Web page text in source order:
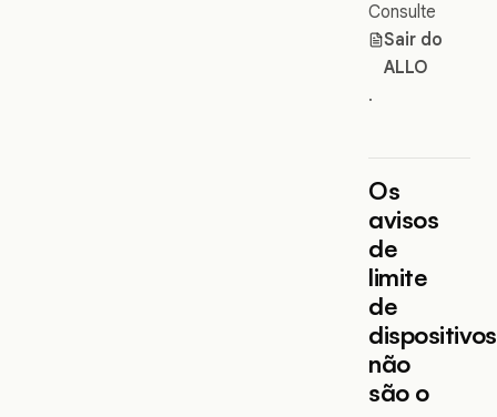
Consulte
Sair do
ALLO
.
Os
avisos
de
limite
de
dispositivos
não
são o